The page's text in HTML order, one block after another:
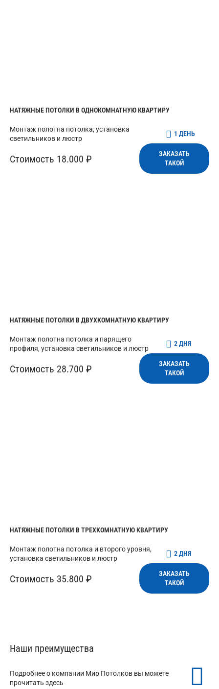
НАТЯЖНЫЕ ПОТОЛКИ В ОДНОКОМНАТНУЮ КВАРТИРУ
Монтаж полотна потолка, установка
светильников и люстр
1 ДЕНЬ
Стоимость 18.000 ₽
ЗАКАЗАТЬ
ТАКОЙ
НАТЯЖНЫЕ ПОТОЛКИ В ДВУХКОМНАТНУЮ КВАРТИРУ
Монтаж полотна потолка и парящего
профиля, установка светильников и люстр
2 ДНЯ
Стоимость 28.700 ₽
ЗАКАЗАТЬ
ТАКОЙ
НАТЯЖНЫЕ ПОТОЛКИ В ТРЕХКОМНАТНУЮ КВАРТИРУ
Монтаж полотна потолка и второго уровня,
установка светильников и люстр
2 ДНЯ
Стоимость 35.800 ₽
ЗАКАЗАТЬ
ТАКОЙ
Наши преимущества
Подробнее о компании Мир Потолков вы можете
прочитать здесь